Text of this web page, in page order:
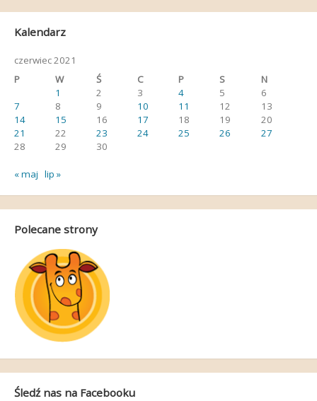
Kalendarz
czerwiec 2021
P
W Ś C P S
N
1
2 3 4 5
6
7
8 9 10 11 12
13
14
15 16 17 18 19
20
21
22 23 24 25 26
27
28
29 30
« maj lip »
Polecane strony
Śledź nas na Facebooku